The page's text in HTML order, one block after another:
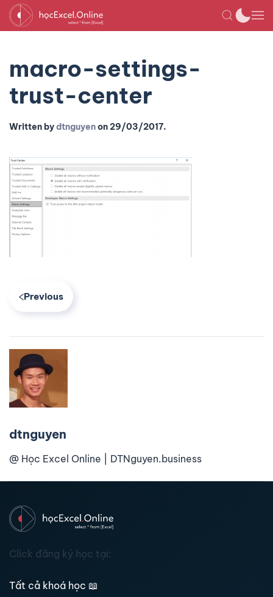
macro-settings-
trust-center
Written bydtnguyenon29/03/2017.
Previous
dtnguyen
@ Học Excel Online | DTNguyen.business
Click đăng ký học tại:
Tất cả khoá học 📖